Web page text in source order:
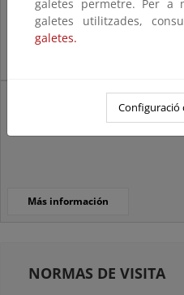
Desde el Sur (Costa de Adeje)
Más información
NORMAS DE VISITA
galetes permetre. Per a
galetes utilitzades,
galetes.
Configuració